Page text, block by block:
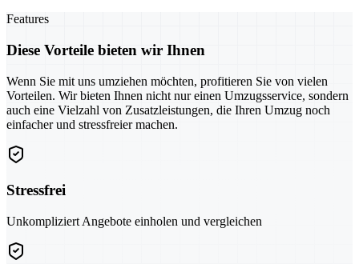
Features
Diese Vorteile bieten wir Ihnen
Wenn Sie mit uns umziehen möchten, profitieren Sie von vielen
Vorteilen. Wir bieten Ihnen nicht nur einen Umzugsservice, sondern
auch eine Vielzahl von Zusatzleistungen, die Ihren Umzug noch
einfacher und stressfreier machen.
Stressfrei
Unkompliziert Angebote einholen und vergleichen